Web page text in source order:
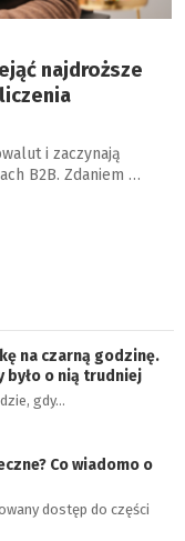
najdroższe
i zaczynają
B2B. Zdaniem …
na czarną godzinę.
było o nią trudniej
gdy…
Co wiadomo o
dostęp do części